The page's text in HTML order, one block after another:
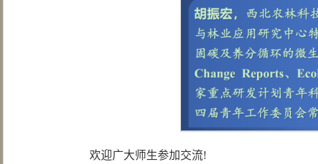
欢迎广大师生参加交流!